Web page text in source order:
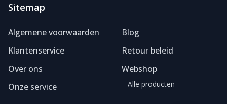
Sitemap
Algemene voorwaarden
Klantenservice
Over ons
Onze service
Blog
Retour beleid
Webshop
Alle producten